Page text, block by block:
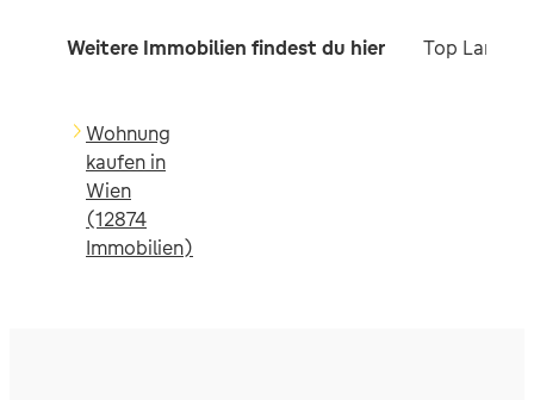
Weitere Immobilien findest du hier Top
Wohnung
kaufen in
Wien
(12874
Immobilien)